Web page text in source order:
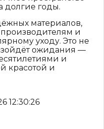
долгие годы.
материалов,
и
уходу. Это не
ожидания —
и
красотой и
12:30:26